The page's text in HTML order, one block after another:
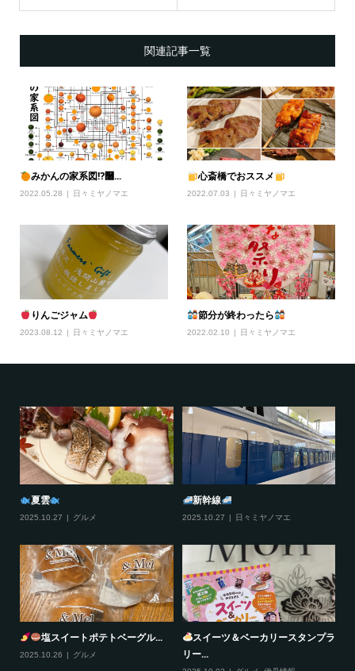
関連記事一覧
みかんの家系図⁉࿠...
2022.05.28 日々ミヤノマエ
心斎橋でおススメ
2022.07.03 日々ミヤノマエ
りんごジャム
2023.08.12 日々ミヤノマエ
節分が終わったら
2022.02.10 日々ミヤノマエ
夏雲
2025.10.27 グルメ
新幹線
2025.10.27 日々ミヤノマエ
塩スイートポテトベーグル...
2025.10.26 グルメ
スイーツ＆ベーカリースタンプラ
リー...